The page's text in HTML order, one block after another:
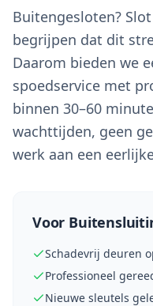
Buitengesloten?
begrijpen dat dit
Daarom bieden we
spoedservice met
binnen 30–60
wachttijden, geen
werk aan een
Voor
Schadevrij deuren
Professioneel
Nieuwe sleutels